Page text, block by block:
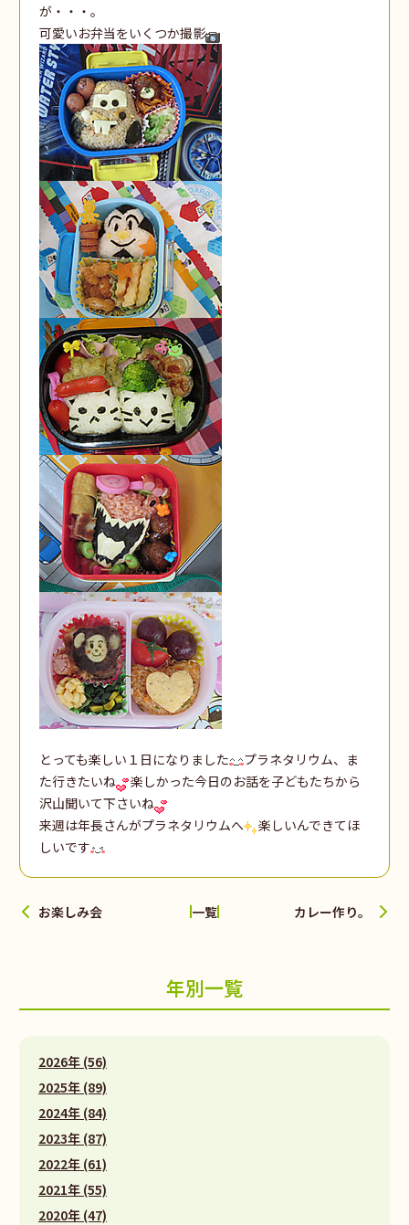
が・・・。
可愛いお弁当をいくつか撮影
とっても楽しい１日になりました
プラネタリウム、ま
た行きたいね
楽しかった今日のお話を子どもたちから
沢山聞いて下さいね
来週は年長さんがプラネタリウムへ
楽しいんできてほ
しいです
お楽しみ会 一覧 カレー作り。
年別一覧
2026年 (56)
2025年 (89)
2024年 (84)
2023年 (87)
2022年 (61)
2021年 (55)
2020年 (47)